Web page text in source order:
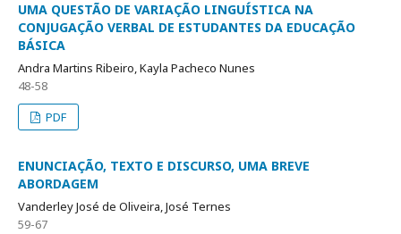
UMA QUESTÃO DE VARIAÇÃO LINGUÍSTICA NA
CONJUGAÇÃO VERBAL DE ESTUDANTES DA EDUCAÇÃO
BÁSICA
Andra Martins Ribeiro, Kayla Pacheco Nunes
48-58
PDF
ENUNCIAÇÃO, TEXTO E DISCURSO, UMA BREVE
ABORDAGEM
Vanderley José de Oliveira, José Ternes
59-67